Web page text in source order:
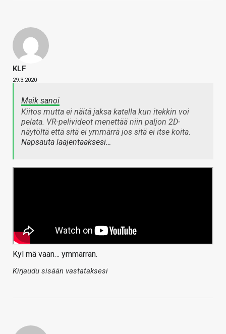
KLF
29.3.2020
Meik sanoi
Kiitos mutta ei näitä jaksa katella kun itekkin voi
pelata. VR-pelivideot menettää niin paljon 2D-
näytöltä että sitä ei ymmärrä jos sitä ei itse koita.
Napsauta laajentaaksesi…
Kyl mä vaan… ymmärrän.
Kirjaudu sisään vastataksesi